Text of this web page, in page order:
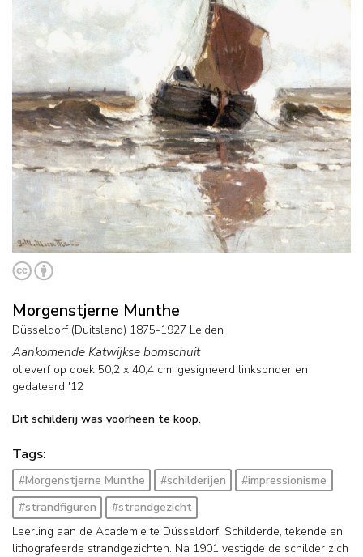
Morgenstjerne Munthe
Düsseldorf (Duitsland) 1875-1927 Leiden
Aankomende Katwijkse bomschuit
olieverf op doek 50,2 x 40,4 cm, gesigneerd linksonder en
gedateerd '12
Dit schilderij was voorheen te koop.
Tags:
#Morgenstjerne Munthe #schilderijen
#impressionisme
#strandfiguren
#strandgezicht
Leerling aan de Academie te Düsseldorf. Schilderde, tekende en
lithografeerde strandgezichten. Na 1901 vestigde de schilder zich